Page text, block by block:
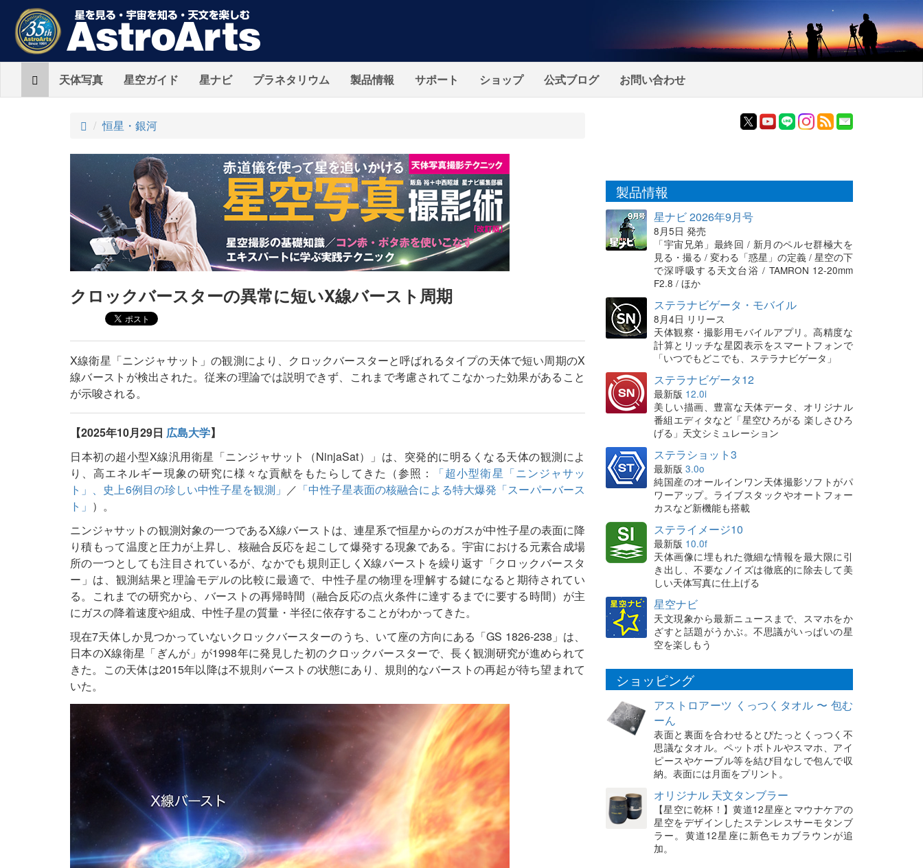
Home天体写真 星空ガイド 星ナビ プラネタリウム 製品情報 サポート ショップ 公式ブログ お問い合わせ
ト
プ
恒星・銀河
クロックバースターの異常に短いX線バースト周期
X線衛星「ニンジャサット」の観測により、クロックバースターと呼ばれるタイプの天体で短い周期のX
線バーストが検出された。従来の理論では説明できず、これまで考慮されてこなかった効果があること
が示唆される。
【2025年10月29日 広島大学】
日本初の超小型X線汎用衛星「ニンジャサット（NinjaSat）」は、突発的に明るくなる天体の観測によ
り、高エネルギー現象の研究に様々な貢献をもたらしてきた（参照：
「超小型衛星「ニンジャサッ
ト」、史上6例目の珍しい中性子星を観測」 ／ 「中性子星表面の核融合による特大爆発「スーパーバース
ト」 ）。
ニンジャサットの観測対象の一つであるX線バーストは、連星系で恒星からのガスが中性子星の表面に降
り積もって温度と圧力が上昇し、核融合反応を起こして爆発する現象である。宇宙における元素合成場
所の一つとしても注目されているが、なかでも規則正しくX線バーストを繰り返す「クロックバースタ
ー」は、観測結果と理論モデルの比較に最適で、中性子星の物理を理解する鍵になると期待されてい
る。これまでの研究から、バーストの再帰時間（融合反応の点火条件に達するまでに要する時間）が主
にガスの降着速度や組成、中性子星の質量・半径に依存することがわかってきた。
現在7天体しか見つかっていないクロックバースターのうち、いて座の方向にある「GS 1826-238」は、
日本のX線衛星「ぎんが」が1998年に発見した初のクロックバースターで、長く観測研究が進められて
きた。この天体は2015年以降は不規則バーストの状態にあり、規則的なバーストの再起が待ち望まれて
いた。
製品情報
星ナビ 2026年9月号
8月5日 発売
「宇宙兄弟」最終回 / 新月のペルセ群極大を
見る・撮る / 変わる「惑星」の定義 / 星空の下
で深呼吸する天文台浴 / TAMRON 12-20mm
F2.8 / ほか
ステラナビゲータ・モバイル
8月4日 リリース
天体観察・撮影用モバイルアプリ。高精度な
計算とリッチな星図表示をスマートフォンで
「いつでもどこでも、ステラナビゲータ」
ステラナビゲータ12
最新版 12.0i
美しい描画、豊富な天体データ、オリジナル
番組エディタなど「星空ひろがる 楽しさひろ
げる」天文シミュレーション
ステラショット3
最新版 3.0o
純国産のオールインワン天体撮影ソフトがパ
ワーアップ。ライブスタックやオートフォー
カスなど新機能も搭載
ステライメージ10
最新版 10.0f
天体画像に埋もれた微細な情報を最大限に引
き出し、不要なノイズは徹底的に除去して美
しい天体写真に仕上げる
星空ナビ
天文現象から最新ニュースまで、スマホをか
ざすと話題がうかぶ。不思議がいっぱいの星
空を楽しもう
ショッピング
アストロアーツ くっつくタオル 〜 包む
ーん
表面と裏面を合わせるとぴたっとくっつく不
思議なタオル。ペットボトルやスマホ、アイ
ピースやケーブル等を結び目なしで包んで収
納。表面には月面をプリント。
オリジナル 天文タンブラー
【星空に乾杯！】黄道12星座とマウナケアの
星空をデザインしたステンレスサーモタンブ
ラー。黄道12星座に新色モカブラウンが追
加。